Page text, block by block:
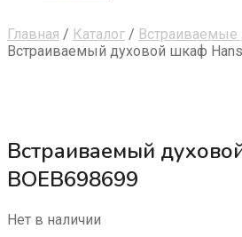
Главная / Каталог /
Встраиваемый духовой шкаф
Встраиваемый
BOEB698699
Нет в наличии